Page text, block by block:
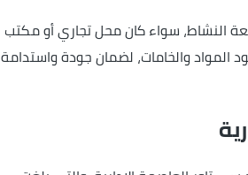
النشاط، سواء كان محل تجاري أو مكتب
المواد والخامات، لضمان جودة واستدامة